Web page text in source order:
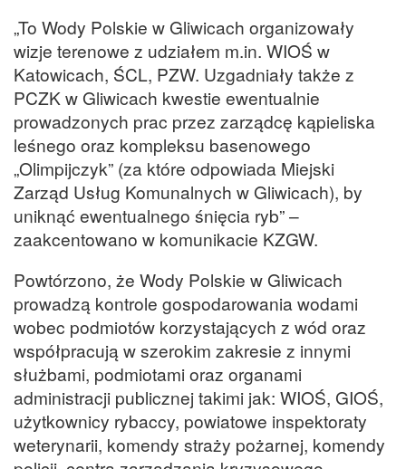
„To Wody Polskie w Gliwicach organizowały
wizje terenowe z udziałem m.in. WIOŚ w
Katowicach, ŚCL, PZW. Uzgadniały także z
PCZK w Gliwicach kwestie ewentualnie
prowadzonych prac przez zarządcę kąpieliska
leśnego oraz kompleksu basenowego
„Olimpijczyk” (za które odpowiada Miejski
Zarząd Usług Komunalnych w Gliwicach), by
uniknąć ewentualnego śnięcia ryb” –
zaakcentowano w komunikacie KZGW.
Powtórzono, że Wody Polskie w Gliwicach
prowadzą kontrole gospodarowania wodami
wobec podmiotów korzystających z wód oraz
współpracują w szerokim zakresie z innymi
służbami, podmiotami oraz organami
administracji publicznej takimi jak: WIOŚ, GIOŚ,
użytkownicy rybaccy, powiatowe inspektoraty
weterynarii, komendy straży pożarnej, komendy